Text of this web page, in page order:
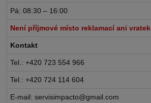
Pá: 08:30 – 16:00
Není příjmové místo reklamací ani vratek
Kontakt
Tel.: +420 723 554 966
Tel.: +420 724 114 604
E-mail: servisimpacto@gmail.com